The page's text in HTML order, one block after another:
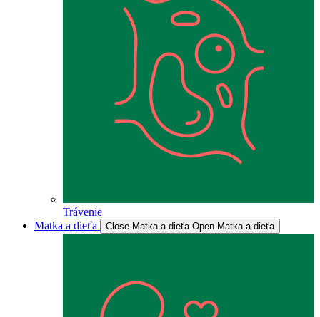
Trávenie
Matka a dieťa
Close Matka a dieťa Open Matka a dieťa